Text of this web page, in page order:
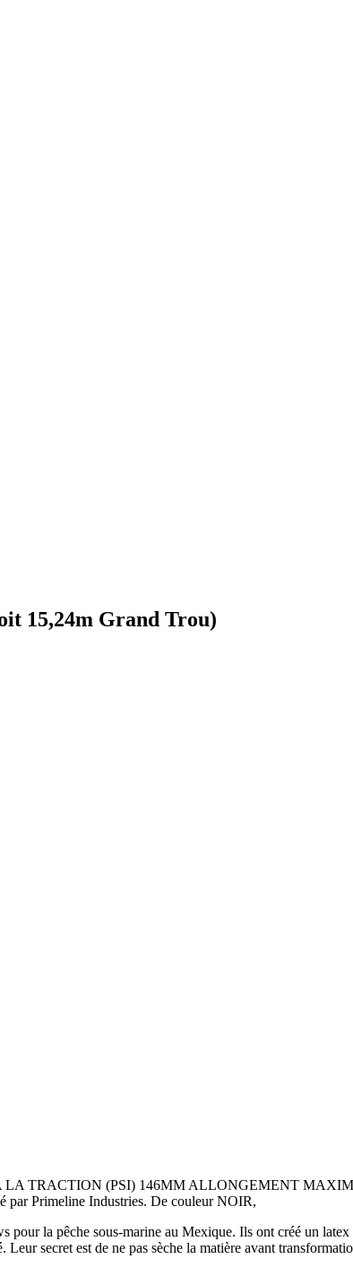
15,24m Grand Trou)
TRACTION (PSI) 146MM ALLONGEMENT
Primeline Industries. De couleur NOIR,
la pêche sous-marine au Mexique. Ils ont créé un latex
secret est de ne pas sèche la matière avant